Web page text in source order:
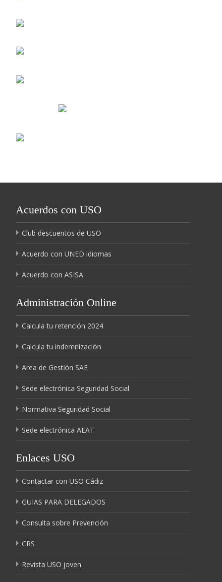
Acuerdos con USO
Club descuentos de USO
Acuerdo con UNED idiomas
Acuerdo con ASISA
Administración Online
Calcula tu retención 2024
Calcula tu indemnización
Area de Gestión SAE
Sede electrónica Seguridad Social
Normativa Seguridad Social
Sede electrónica AEAT
Enlaces USO
Contactar con USO Cádiz
GUIAS PARA DELEGADOS
Consulta sobre Prevención
CRS
Revista USO joven